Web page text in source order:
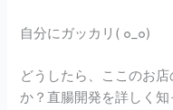
自分にガッカリ( ๐_๐)
どうしたら、ここのお
か？直腸開発を詳しく